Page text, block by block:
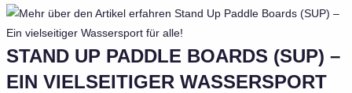
STAND UP PADDLE BOARDS (SUP) –
EIN VIELSEITIGER WASSERSPORT